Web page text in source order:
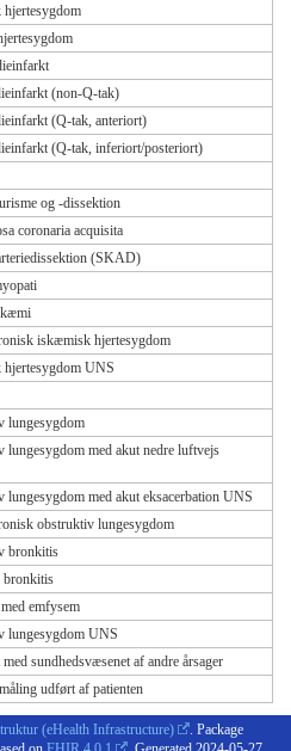
(non-Q-tak)
(Q-tak, anteriort)
(Q-tak, inferiort/posteriort)
og -dissektion
coronaria acquisita
(SKAD)
iskæmisk hjertesygdom
UNS
lungesygdom
med akut nedre luftvejs
med akut eksacerbation UNS
obstruktiv lungesygdom
bronkitis
bronkitis
emfysem
lungesygdom UNS
sundhedsvæsenet af andre årsager
udført af patienten
(eHealth Infrastructure)
. Package